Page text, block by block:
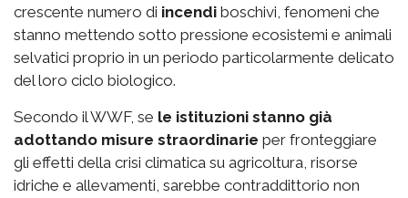
crescente numero di incendi boschivi, fenomeni che
stanno mettendo sotto pressione ecosistemi e animali
selvatici proprio in un periodo particolarmente delicato
del loro ciclo biologico.
Secondo il WWF, se le istituzioni stanno già
adottando misure straordinarie per fronteggiare
gli effetti della crisi climatica su agricoltura, risorse
idriche e allevamenti, sarebbe contraddittorio non